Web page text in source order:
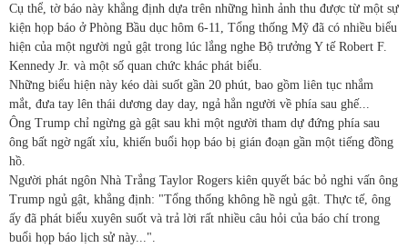
Cụ thể, tờ báo này khẳng định dựa trên những hình ảnh thu được từ một sự
kiện họp báo ở Phòng Bầu dục hôm 6-11, Tổng thống Mỹ đã có nhiều biểu
hiện của một người ngủ gật trong lúc lắng nghe Bộ trưởng Y tế Robert F.
Kennedy Jr. và một số quan chức khác phát biểu.
Những biểu hiện này kéo dài suốt gần 20 phút, bao gồm liên tục nhắm
mắt, đưa tay lên thái dương day day, ngả hẳn người về phía sau ghế...
Ông Trump chỉ ngừng gà gật sau khi một người tham dự đứng phía sau
ông bất ngờ ngất xỉu, khiến buổi họp báo bị gián đoạn gần một tiếng đồng
hồ.
Người phát ngôn Nhà Trắng Taylor Rogers kiên quyết bác bỏ nghi vấn ông
Trump ngủ gật, khẳng định: "Tổng thống không hề ngủ gật. Thực tế, ông
ấy đã phát biểu xuyên suốt và trả lời rất nhiều câu hỏi của báo chí trong
buổi họp báo lịch sử này...".